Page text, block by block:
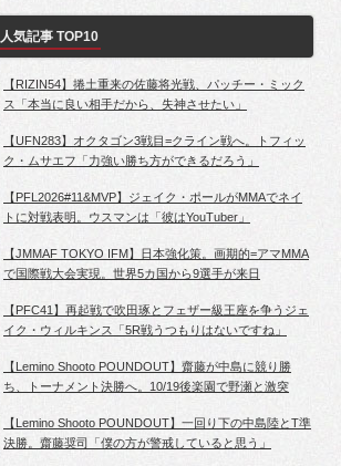
人気記事 TOP10
【RIZIN54】捲土重来の佐藤将光戦、パッチー・ミック
ス「本当に良い相手だから、失神させたい」
【UFN283】オクタゴン3戦目=クライン戦へ。トフィッ
ク・ムサエフ「力強い勝ち方ができるだろう」
【PFL2026#11&MVP】ジェイク・ポールがMMAでネイ
トに対戦表明。ウスマンは「彼はYouTuber」
【JMMAF TOKYO IFM】日本強化策。画期的=アマMMA
で国際戦大会実現。世界5カ国から9選手が来日
【PFC41】再起戦で吹田琢とフェザー級王座を争うジェ
イク・ウィルキンス「5R戦うつもりはないですね」
【Lemino Shooto POUNDOUT】齋藤が中島に競り勝
ち、トーナメント決勝へ。10/19後楽園で野瀬と激突
【Lemino Shooto POUNDOUT】一回り下の中島陸とT準
決勝。齋藤奨司「僕の方が警戒していると思う」